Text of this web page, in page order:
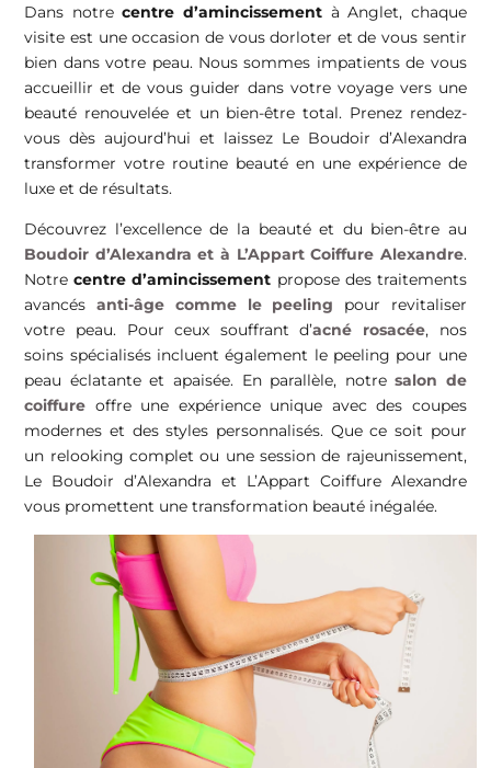
Dans notrecentre d’amincissement à Anglet, chaque
visite est une occasion de vous dorloter et de vous sentir
bien dans votre peau. Nous sommes impatients de vous
accueillir et de vous guider dans votre voyage vers une
beauté renouvelée et un bien-être total. Prenez rendez-
vous dès aujourd’hui et laissez Le Boudoir d’Alexandra
transformer votre routine beauté en une expérience de
luxe et de résultats.
Découvrez l’excellence de la beauté et du bien-être au
Boudoir d’Alexandra et à L’Appart Coiffure Alexandre.
Notrecentre d’amincissement propose des traitements
avancésanti-âge comme le peeling pour revitaliser
votre peau. Pour ceux souffrant d’acné rosacée, nos
soins spécialisés incluent également le peeling pour une
peau éclatante et apaisée. En parallèle, notresalon de
coiffure offre une expérience unique avec des coupes
modernes et des styles personnalisés. Que ce soit pour
un relooking complet ou une session de rajeunissement,
Le Boudoir d’Alexandra et L’Appart Coiffure Alexandre
vous promettent une transformation beauté inégalée.